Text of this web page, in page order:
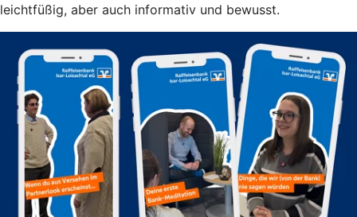
leichtfüßig, aber auch informativ und bewusst.